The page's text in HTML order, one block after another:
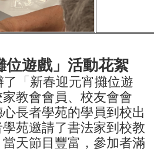
位遊戲」活動花絮
「新春迎元宵攤位遊
教會會員、校友會會
長者學苑的學員到校出
苑邀請了書法家到校教
天節目豐富，參加者滿